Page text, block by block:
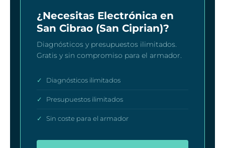
¿Necesitas Electrónica en
San Cibrao (San Ciprian)?
Diagnósticos y presupuestos ilimitados.
Gratis y sin compromiso para el armador.
✓ Diagnósticos ilimitados
✓ Presupuestos ilimitados
✓ Sin coste para el armador